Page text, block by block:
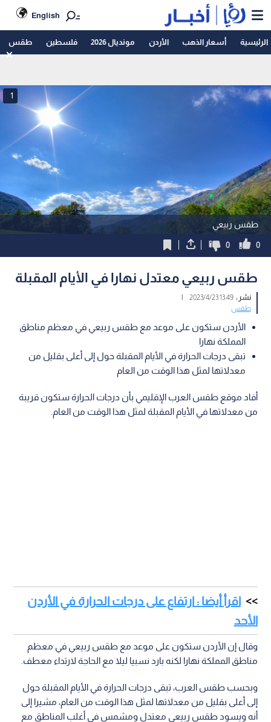
English
الرئيسية أسعار الذهب الأردن مونديال 2026 فلسطين طقس
طقس ربيعي
1
0
0
طقس ربيعي معتدل نهارا في الأيام المقبلة
نشر :13:49 2023/4/23
|
طقس
الأردن ستكون على موعد مع طقس ربيعي في معظم مناطق
المملكة نهارا
تبقى درجات الحرارة في الأيام المقبلة حول إلى أعلى بقليل من
معدلاتها لمثل هذا الوقت من العام
أفاد موقع طقس العرب الإقليمي بأن درجات الحرارة ستكون قريبة
من معدلاتها في الأيام المقبلة لمثل هذا الوقت من العام.
اقرأ أيضا : ارتفاع على درجات الحرارة في الأردن
الأحد
وقال إن الأردن ستكون على موعد مع طقس ربيعي في معظم
مناطق المملكة نهارا لكنه بارد نسبيا ليلا مع الحاجة لارتداء معطف.
وبحسب طقس العرب، تبقى درجات الحرارة في الأيام المقبلة حول
إلى أعلى بقليل من معدلاتها لمثل هذا الوقت من العام، مشيرا إلى
أنه ويسود طقس ربيعي معتدل ومشمس في أغلب المناطق مع